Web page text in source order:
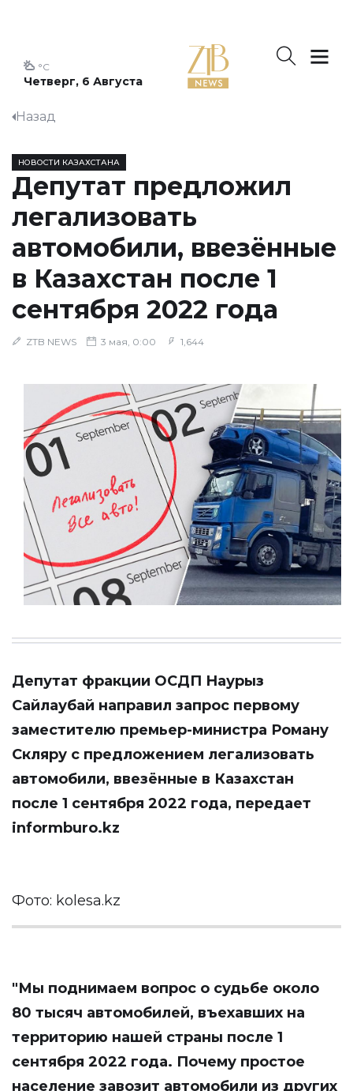
Четверг, 6 Августа
°C
Назад
НОВОСТИ КАЗАХСТАНА
Депутат предложил
легализовать
автомобили, ввезённые
в Казахстан после 1
сентября 2022 года
ZTB NEWS 3 мая, 0:00 1,644
Депутат фракции ОСДП Наурыз
Сайлаубай направил запрос первому
заместителю премьер-министра Роману
Скляру с предложением легализовать
автомобили, ввезённые в Казахстан
после 1 сентября 2022 года, передает
informburo.kz
Фото: kolesa.kz
"Мы поднимаем вопрос о судьбе около
80 тысяч автомобилей, въехавших на
территорию нашей страны после 1
сентября 2022 года. Почему простое
население завозит автомобили из других